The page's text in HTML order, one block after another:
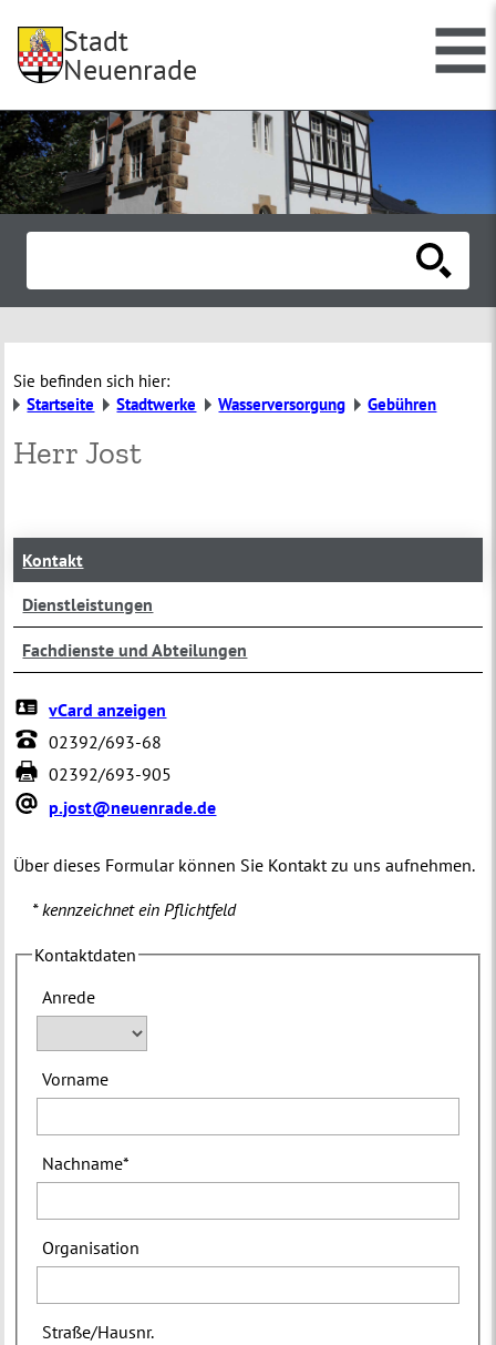
Stadt
Neuenrade
Sie befinden sich hier:
Startseite
Stadtwerke Wasserversorgung Gebühren
Herr Jost
Kontakt
Dienstleistungen
Fachdienste und Abteilungen
vCard anzeigen
02392/693-68
02392/693-905
p.jost@neuenrade.de
Über dieses Formular können Sie Kontakt zu uns aufnehmen.
* kennzeichnet ein Pflichtfeld
Kontaktdaten
Anrede
Vorname
Nachname*
Organisation
Straße/Hausnr.